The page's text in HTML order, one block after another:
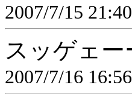
2007/7/15
スッゲェー
2007/7/16